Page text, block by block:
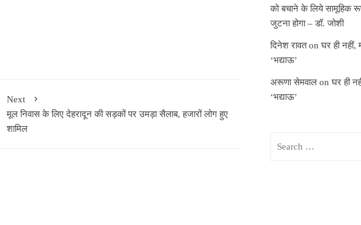
Next
मूल निवास के लिए देहरादून की सड़कों पर उमड़ा सैलाब, हजारों लोग हुए
शामिल
को बचाने के लिये सामूहिक
जुटना होगा – डॉ. जोशी
दिनेश रावतonघर ही नहीं,
‘भद्याऊ’
अरूणा सेमवाल onघर ही
‘भद्याऊ’